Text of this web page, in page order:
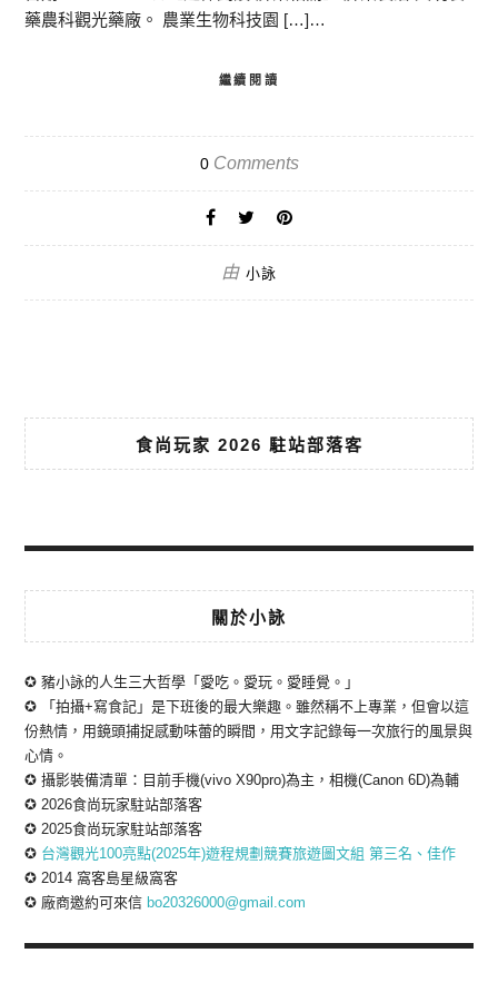
藥農科觀光藥廠。 農業生物科技園 […]…
繼續閱讀
0Comments
由 小詠
食尚玩家 2026 駐站部落客
關於小詠
✪ 豬小詠的人生三大哲學「愛吃。愛玩。愛睡覺。」
✪ 「拍攝+寫食記」是下班後的最大樂趣。雖然稱不上專業，但會以這
份熱情，用鏡頭捕捉感動味蕾的瞬間，用文字記錄每一次旅行的風景與
心情。
✪ 攝影裝備清單：目前手機(vivo X90pro)為主，相機(Canon 6D)為輔
✪ 2026食尚玩家駐站部落客
✪ 2025食尚玩家駐站部落客
✪ 台灣觀光100亮點(2025年)遊程規劃競賽旅遊圖文組 第三名、佳作
✪ 2014 窩客島星級窩客
✪ 廠商邀約可來信 bo20326000@gmail.com